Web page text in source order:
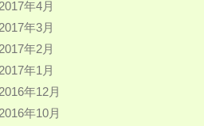
2017年4月
2017年3月
2017年2月
2017年1月
2016年12月
2016年10月